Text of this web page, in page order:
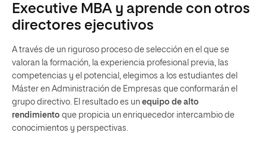
Executive MBA y aprende con otros
directores ejecutivos
A través de un riguroso proceso de selección en el que se
valoran la formación, la experiencia profesional previa, las
competencias y el potencial, elegimos a los estudiantes del
Máster en Administración de Empresas que conformarán el
grupo directivo. El resultado es un equipo de alto
rendimiento que propicia un enriquecedor intercambio de
conocimientos y perspectivas.